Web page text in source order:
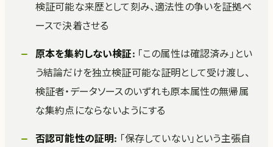
検証可能な来歴として刻み、適法性の争いを証拠ベ
ースで決着させる
原本を集約しない検証: 「この属性は確認済み」とい
う結論だけを独立検証可能な証明として受け渡し、
検証者・データソースのいずれも原本属性の無帰属
な集約点にならないようにする
否認可能性の証明: 「保存していない」という主張自